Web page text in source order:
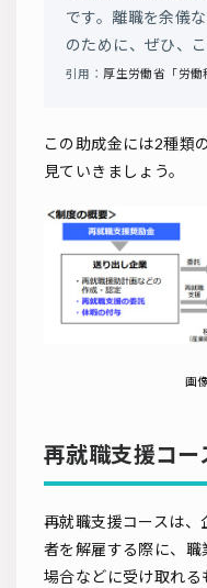
です。離職を余儀
のために、ぜひ、
引用： 厚生労働省「労働
この助成金には2種類
見ていきましょう。
画
再就職支援コー
再就職支援コースは
者を解雇する際に、
場合などに受け取れ